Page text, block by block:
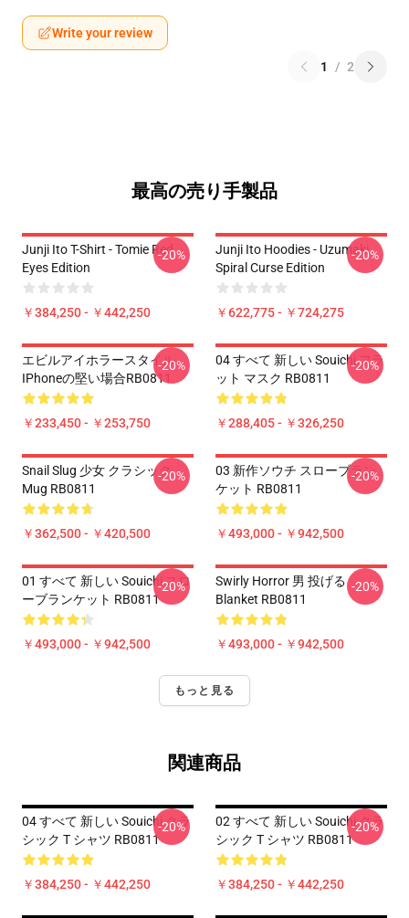
Write your review
1 / 2
最高の売り手製品
Junji Ito T-Shirt - Tomie Red
Eyes Edition
￥384,250 - ￥442,250
-20%
Junji Ito Hoodies - Uzumaki
Spiral Curse Edition
￥622,775 - ￥724,275
-20%
エビルアイホラースタイル
IPhoneの堅い場合RB0811
￥233,450 - ￥253,750
-20%
04 すべて 新しい Souichi フラ
ット マスク RB0811
￥288,405 - ￥326,250
-20%
Snail Slug 少女 クラシック
Mug RB0811
￥362,500 - ￥420,500
-20%
03 新作ソウチ スローブラン
ケット RB0811
￥493,000 - ￥942,500
-20%
01 すべて 新しい Souichi スロ
ーブランケット RB0811
￥493,000 - ￥942,500
-20%
Swirly Horror 男 投げる
Blanket RB0811
￥493,000 - ￥942,500
-20%
もっと見る
関連商品
04 すべて 新しい Souichi クラ
シック T シャツ RB0811
￥384,250 - ￥442,250
-20%
02 すべて 新しい Souichi クラ
シック T シャツ RB0811
￥384,250 - ￥442,250
-20%